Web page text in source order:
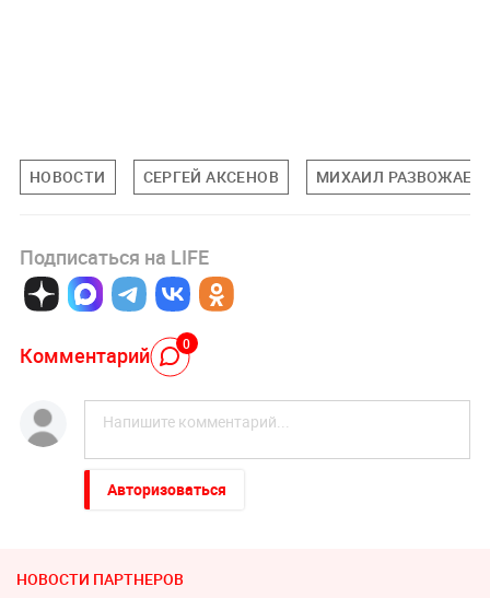
НОВОСТИ СЕРГЕЙ АКСЕНОВ МИХАИЛ РАЗВОЖАЕВ
Подписаться на LIFE
Комментарий 0
Авторизоваться
НОВОСТИ ПАРТНЕРОВ